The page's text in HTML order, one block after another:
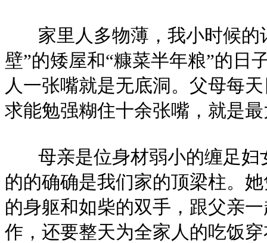
家里人多物薄，我小时候的
壁”的矮屋和“糠菜半年粮”的日
人一张嘴就是无底洞。父母每
求能勉强糊住十余张嘴，就是
母亲是位身材弱小的缠足妇
的的确确是我们家的顶梁柱。
的身躯和如柴的双手，跟父亲
作，还要整天为全家人的吃饭